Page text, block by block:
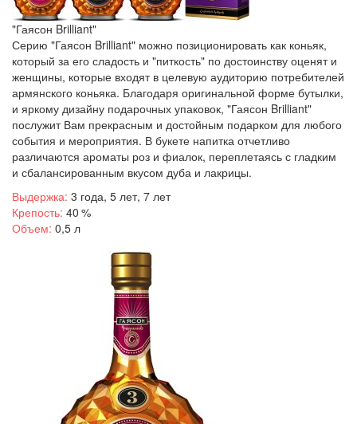
"Гаясон Brilliant"
Серию "Гаясон Brilliant" можно позиционировать как коньяк,
который за его сладость и "питкость" по достоинству оценят и
женщины, которые входят в целевую аудиторию потребителей
армянского коньяка. Благодаря оригинальной форме бутылки,
и яркому дизайну подарочных упаковок, "Гаясон Brilliant"
послужит Вам прекрасным и достойным подарком для любого
события и мероприятия. В букете напитка отчетливо
различаются ароматы роз и фиалок, переплетаясь с гладким
и сбалансированным вкусом дуба и лакрицы.
Выдержка: 3 года, 5 лет, 7 лет
Крепость: 40 %
Объем: 0,5 л